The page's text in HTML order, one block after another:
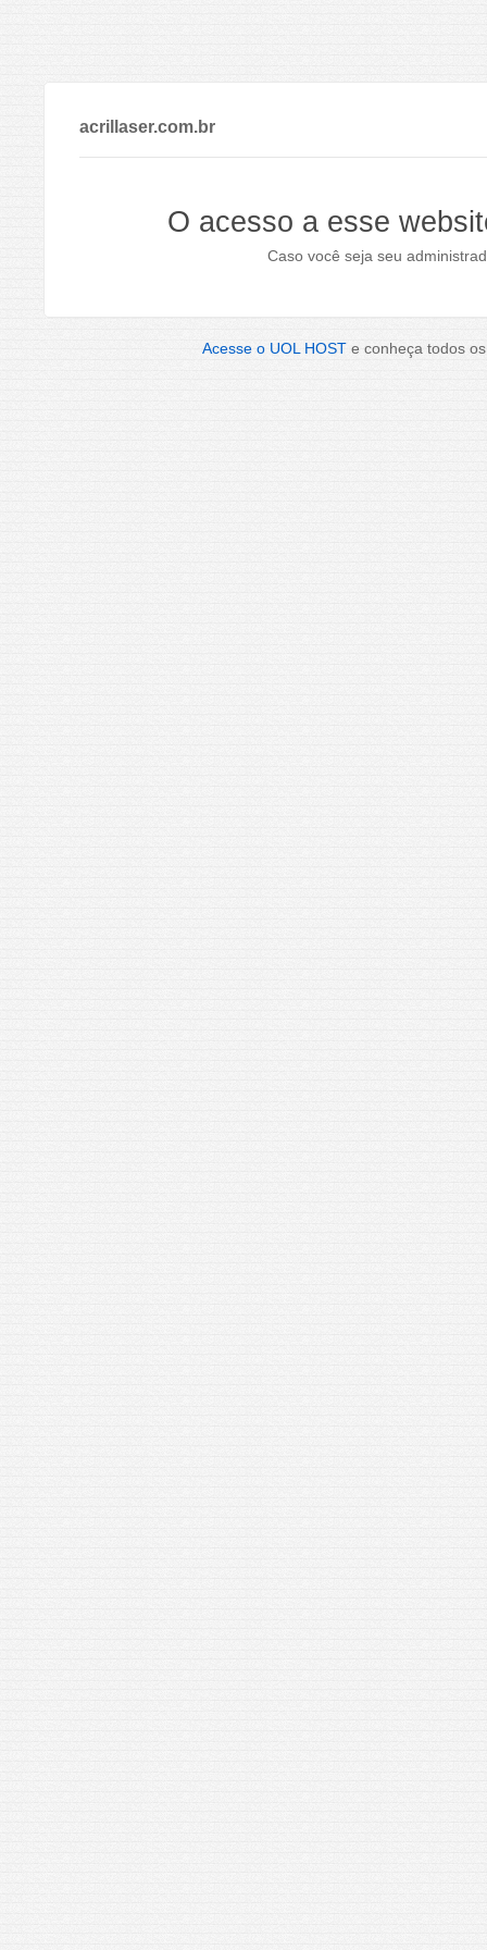
acrillaser.com.br
O acesso a esse
Caso você seja seu
Acesse o UOL HOST e conheça todos